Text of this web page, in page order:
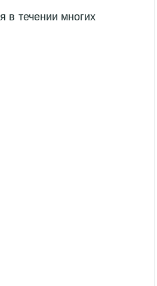
в течении многих